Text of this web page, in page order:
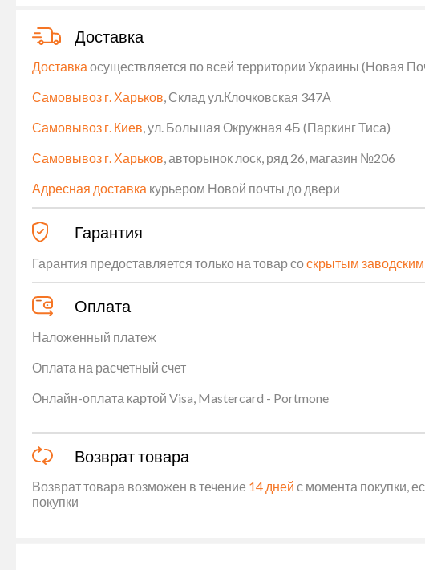
Доставка
Доставка осуществляется по всей территории Украины (Новая
Самовывоз г. Харьков , Склад ул.Клочковская 347А
Самовывоз г. Киев , ул. Большая Окружная 4Б (Паркинг Тиса)
Самовывоз г. Харьков , авторынок лоск, ряд 26, магазин №206
Адресная доставка курьером Новой почты до двери
Гарантия
Гарантия предоставляется только на товар соскрытым
Оплата
Наложенный платеж
Оплата на расчетный счет
Онлайн-оплата картой Visa, Mastercard - Portmone
Возврат товара
Возврат товара возможен в течение 14 дней с момента покупки,
покупки